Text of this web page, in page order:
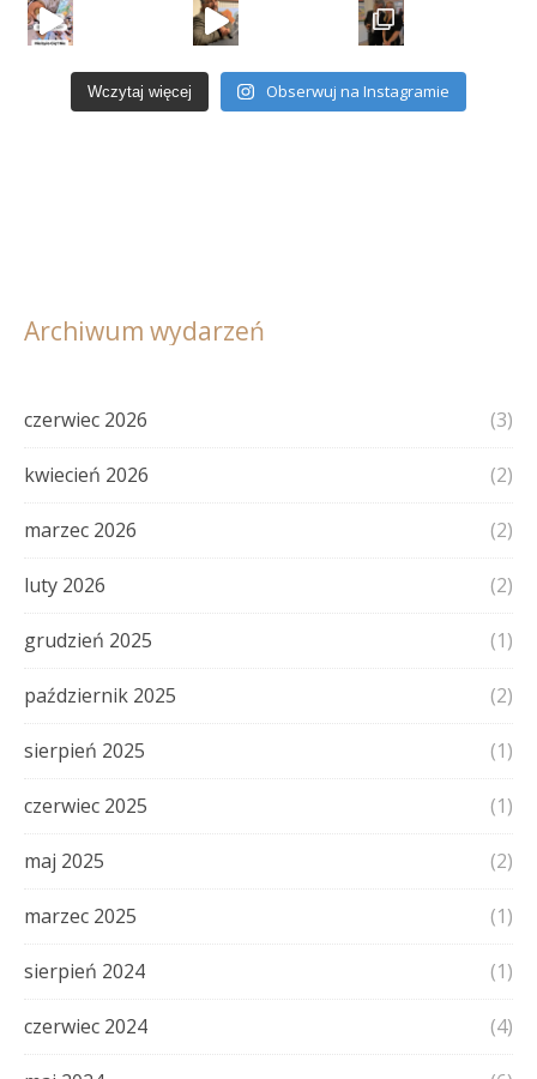
Wczytaj więcej Obserwuj na Instagramie
Archiwum wydarzeń
czerwiec 2026 (3)
kwiecień 2026 (2)
marzec 2026 (2)
luty 2026 (2)
grudzień 2025 (1)
październik 2025 (2)
sierpień 2025 (1)
czerwiec 2025 (1)
maj 2025 (2)
marzec 2025 (1)
sierpień 2024 (1)
czerwiec 2024 (4)